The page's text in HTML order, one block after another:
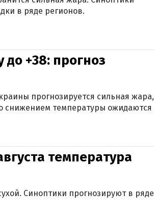
в ряде регионов.
+38: прогноз
прогнозируется сильная жара,
снижением температуры ожидаются
температура
Синоптики прогнозируют в ряде